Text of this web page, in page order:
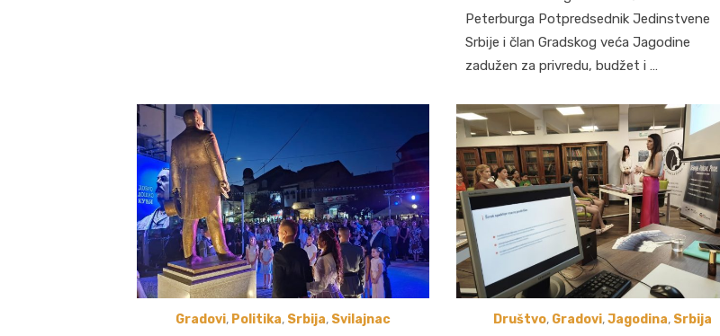
Peterburga Potpredsednik Jedinstvene
Srbije i član Gradskog veća Jagodine
zadužen za privredu, budžet i …
Gradovi, Politika, Srbija, Svilajnac Društvo, Gradovi,Jagodina, Srbija